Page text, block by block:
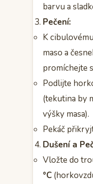
barvu a
Pečení:
K
maso a
promíchejte
Podlijte
(tekutina by
výšky masa).
Pekáč
Dušení a
Vložte do
°C